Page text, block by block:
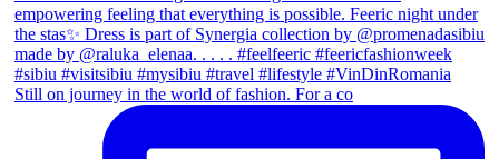
Still on journey in the world of fashion. For a co